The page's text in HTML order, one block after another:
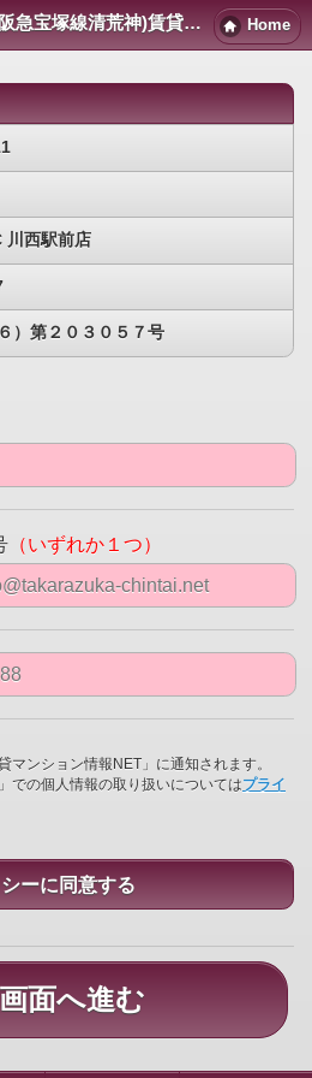
宝塚市清荒神(阪急宝塚線清荒神)賃貸物件｜宝塚賃貸マンション情報NET Home
川西駅前店
）第２０３０５７号
（いずれか１つ）
マンション情報NET」に通知されます。
での個人情報の取り扱いについてはプライ
ーに同意する
面へ進む